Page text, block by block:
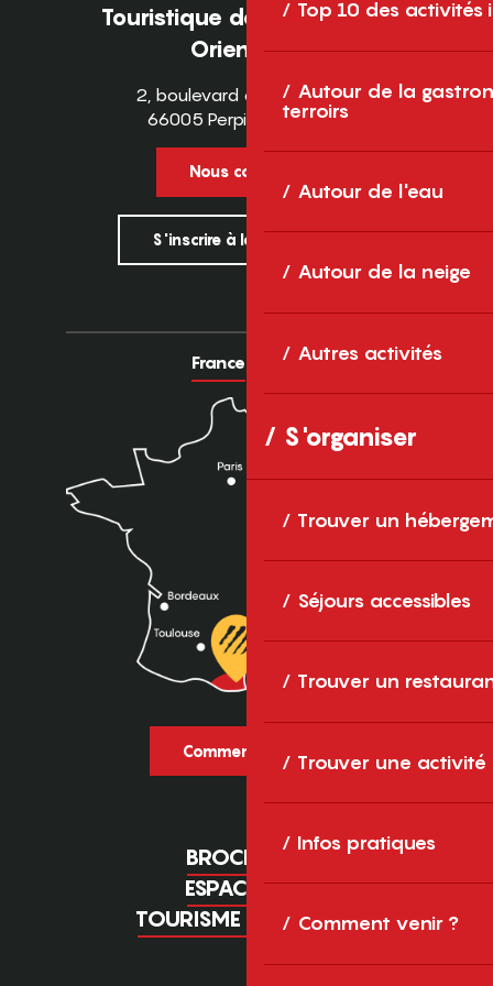
Top 10 des activités
Autour de la
terroirs
Autour de l'eau
Autour de la neige
Autres activités
S'organiser
Trouver un
Séjours accessibles
Trouver un
Trouver une activité
Infos pratiques
Comment venir ?
Touristique des Pyrénées-
Orientales
2, boulevard des Pyrénées
66005 Perpignan Cedex
Nous contacter
S'inscrire à la newsletter
France Europe
Comment venir ?
BROCHURES
ESPACE PRO
TOURISME D'AFFAIRES